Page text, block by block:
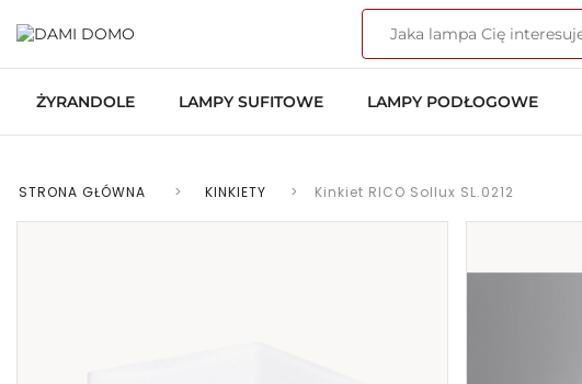
ŻYRANDOLE LAMPY SUFITOWE LAMPY PODŁOGOWE
STRONA GŁÓWNA > KINKIETY > Kinkiet RICO Sollux SL.0212